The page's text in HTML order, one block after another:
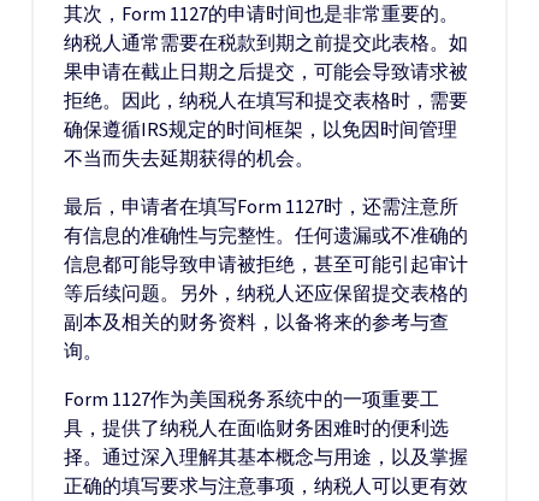
其次，Form 1127的申请时间也是非常重要的。
纳税人通常需要在税款到期之前提交此表格。如
果申请在截止日期之后提交，可能会导致请求被
拒绝。因此，纳税人在填写和提交表格时，需要
确保遵循IRS规定的时间框架，以免因时间管理
不当而失去延期获得的机会。
最后，申请者在填写Form 1127时，还需注意所
有信息的准确性与完整性。任何遗漏或不准确的
信息都可能导致申请被拒绝，甚至可能引起审计
等后续问题。另外，纳税人还应保留提交表格的
副本及相关的财务资料，以备将来的参考与查
询。
Form 1127作为美国税务系统中的一项重要工
具，提供了纳税人在面临财务困难时的便利选
择。通过深入理解其基本概念与用途，以及掌握
正确的填写要求与注意事项，纳税人可以更有效